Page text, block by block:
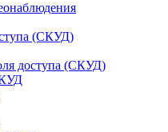
(СКУД)
доступа (СКУД)